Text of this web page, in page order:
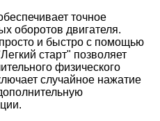
точное
оборотов двигателя.
и быстро с помощью
старт" позволяет
физического
случайное нажатие